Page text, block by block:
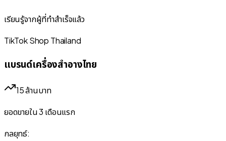
เรียนรู้จากผู้ที่ทำสำเร็จแล้ว
TikTok Shop Thailand
แบรนด์เครื่องสำอางไทย
15 ล้านบาท
ยอดขายใน 3 เดือนแรก
กลยุทธ์: